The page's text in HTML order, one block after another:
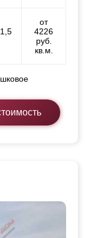
от
4226
руб.
кв.м.